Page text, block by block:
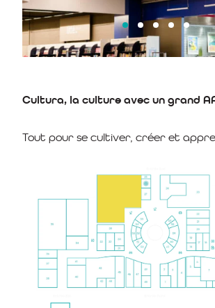
Cultura, la culture avec un grand
Tout pour se cultiver, créer et